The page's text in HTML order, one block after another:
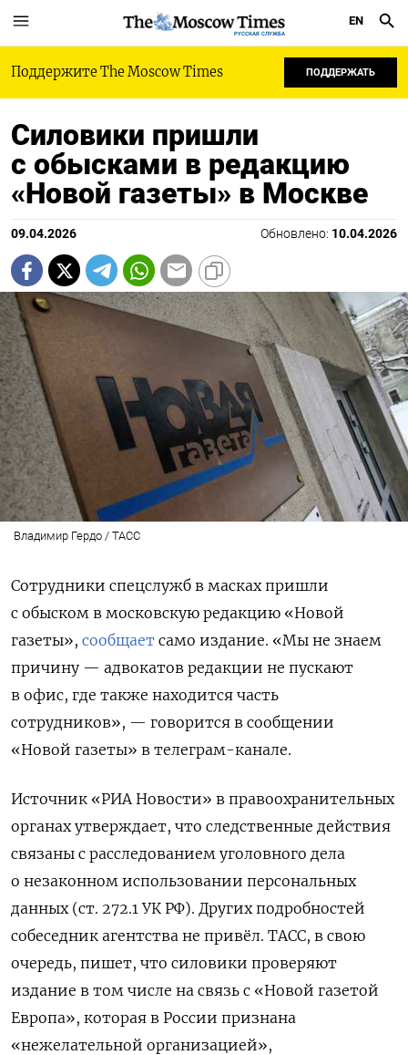
РУССКАЯ СЛУЖБА
EN
Поддержите The Moscow Times ПОДДЕРЖАТЬ
Силовики пришли
с обысками в редакцию
«Новой газеты» в Москве
09.04.2026 Обновлено: 10.04.2026
Владимир Гердо / ТАСС
Сотрудники спецслужб в масках пришли
с обыском в московскую редакцию «Новой
газеты», сообщает само издание. «Мы не знаем
причину — адвокатов редакции не пускают
в офис, где также находится часть
сотрудников», — говорится в сообщении
«Новой газеты» в телеграм-канале.
Источник «РИА Новости» в правоохранительных
органах утверждает, что следственные действия
связаны с расследованием уголовного дела
о незаконном использовании персональных
данных (ст. 272.1 УК РФ). Других подробностей
собеседник агентства не привёл. ТАСС, в свою
очередь, пишет, что силовики проверяют
издание в том числе на связь с «Новой газетой
Европа», которая в России признана
«нежелательной организацией»,